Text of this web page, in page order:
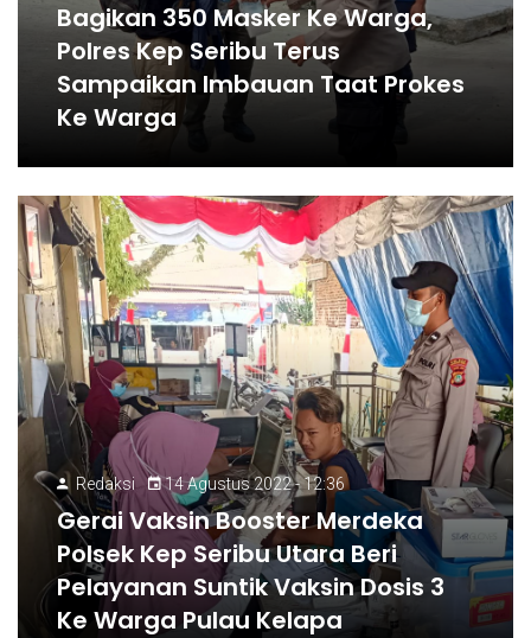
Bagikan 350 Masker Ke Warga,
Polres Kep Seribu Terus
Sampaikan Imbauan Taat Prokes
Ke Warga
Redaksi 14 Agustus 2022 - 12:36
Gerai Vaksin Booster Merdeka
Polsek Kep Seribu Utara Beri
Pelayanan Suntik Vaksin Dosis 3
Ke Warga Pulau Kelapa